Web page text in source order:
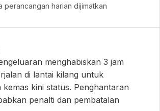
perancangan harian dijimatkan
menghabiskan 3 jam
di lantai kilang untuk
kemas kini status. Penghantaran
penalti dan pembatalan